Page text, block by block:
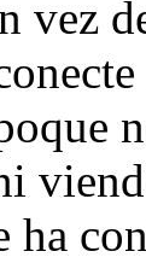
vez
ha